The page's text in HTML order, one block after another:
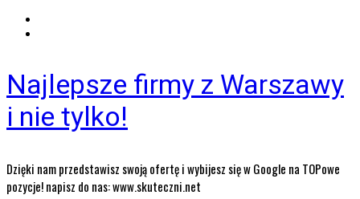
Najlepsze firmy z Warszawy
i nie tylko!
Dzięki nam przedstawisz swoją ofertę i wybijesz się w Google na TOPowe
pozycje! napisz do nas: www.skuteczni.net